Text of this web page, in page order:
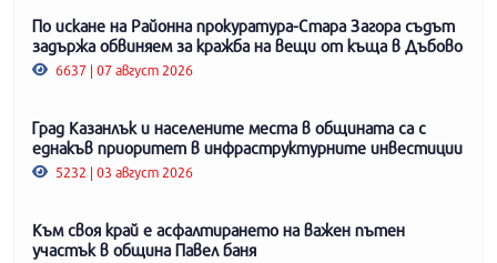
По искане на Районна прокуратура-Стара Загора съдът
задържа обвиняем за кражба на вещи от къща в Дъбово
6637 | 07 август 2026
Град Казанлък и населените места в общината са с
еднакъв приоритет в инфраструктурните инвестиции
5232 | 03 август 2026
Към своя край е асфалтирането на важен пътен
участък в община Павел баня